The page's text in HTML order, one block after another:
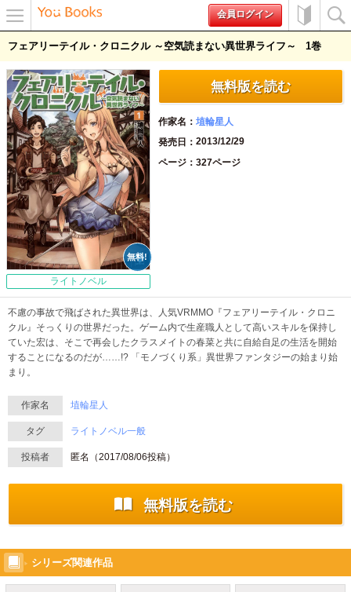
ー
会員ログイン
の方へ
フェアリーテイル・クロニクル ～空気読まない異世界ライフ～ 1
ライトノベル
無料版を読む
作家名
埴輪星人
発売日
2013/12/29
ページ
327ページ
不慮の事故で飛ばされた異世界は、人気VRMMO『フェアリーテイル・クロニ
クル』そっくりの世界だった。ゲーム内で生産職人として高いスキルを保持し
ていた宏は、そこで再会したクラスメイトの春菜と共に自給自足の生活を開始
することになるのだが……!? 「モノづくり系」異世界ファンタジーの始まり始
まり。
作家名 埴輪星人
タグ ライトノベル一般
投稿者 匿名（2017/08/06投稿）
無料版を読む
シリーズ関連作品